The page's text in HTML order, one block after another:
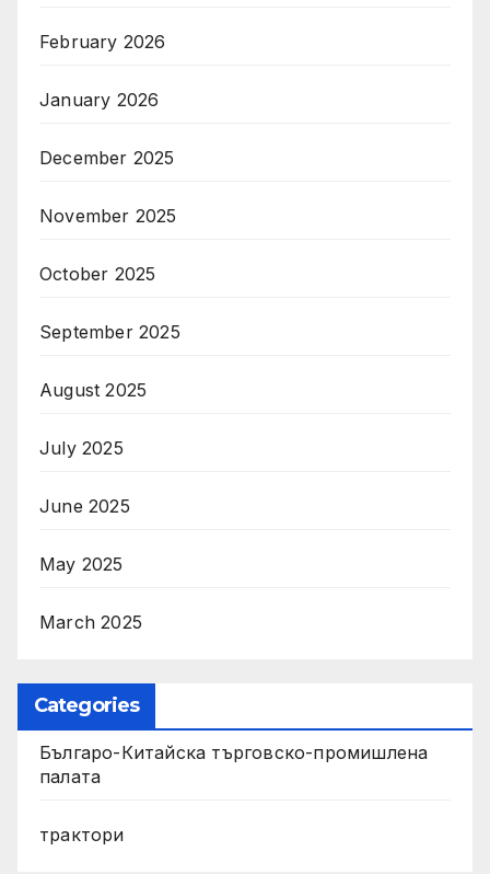
February 2026
January 2026
December 2025
November 2025
October 2025
September 2025
August 2025
July 2025
June 2025
May 2025
March 2025
Categories
Българо-Китайска търговско-промишлена
палата
трактори